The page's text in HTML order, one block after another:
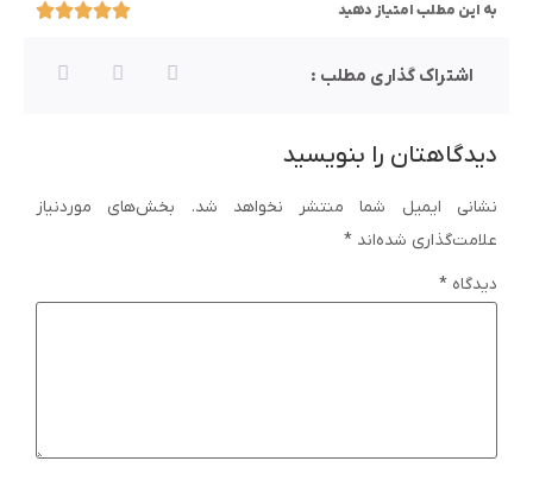
به این مطلب امتیاز دهید
اشتراک گذاری مطلب :
دیدگاهتان را بنویسید
نشانی ایمیل شما منتشر نخواهد شد.
بخش‌های موردنیاز
علامت‌گذاری شده‌اند *
دیدگاه *